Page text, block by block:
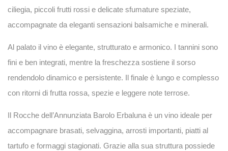
ciliegia, piccoli frutti rossi e delicate sfumature speziate,
accompagnate da eleganti sensazioni balsamiche e minerali.
Al palato il vino è elegante, strutturato e armonico. I tannini sono
fini e ben integrati, mentre la freschezza sostiene il sorso
rendendolo dinamico e persistente. Il finale è lungo e complesso
con ritorni di frutta rossa, spezie e leggere note terrose.
Il Rocche dell’Annunziata Barolo Erbaluna è un vino ideale per
accompagnare brasati, selvaggina, arrosti importanti, piatti al
tartufo e formaggi stagionati. Grazie alla sua struttura possiede